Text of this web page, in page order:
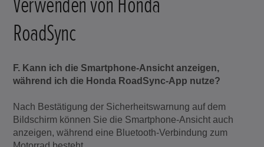
RoadSync
F. Kann ich die Smartphone-Ansicht anzeigen,
während ich die Honda RoadSync-App nutze?
Nach Bestätigung der Sicherheitswarnung auf dem
Bildschirm können Sie die Smartphone-Ansicht auch
anzeigen, während eine Bluetooth-Verbindung zum